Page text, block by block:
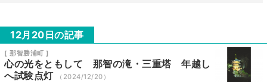
12月20日の記事
[ 那智勝浦町 ]
心の光をともして 那智の滝・三重塔 年越し
へ試験点灯
（2024/12/20）